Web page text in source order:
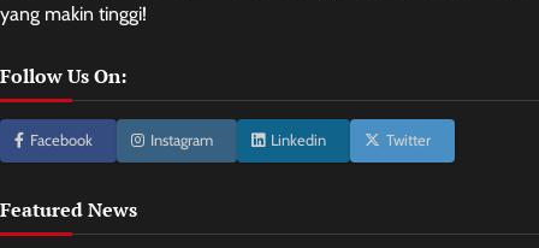
yang makin tinggi!
Follow Us On:
Facebook Instagram Linkedin Twitter
Featured News